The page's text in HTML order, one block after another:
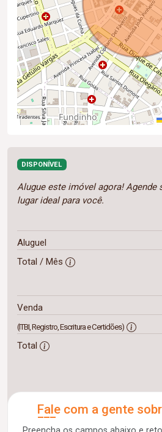
DISPONÍVEL
Alugue este imóvel agora! Agende
lugar ideal para você.
Aluguel
Total / Mês
Venda
(ITBI, Registro, Escritura e Certidões)
Total
Fale com a gente